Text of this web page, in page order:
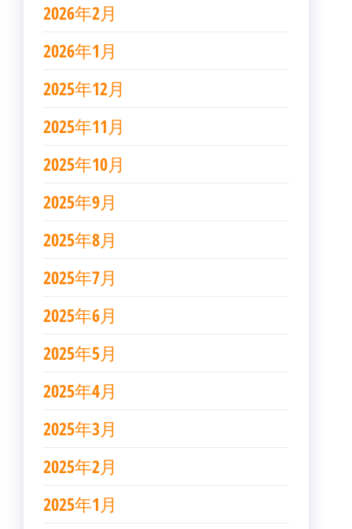
2026年2月
2026年1月
2025年12月
2025年11月
2025年10月
2025年9月
2025年8月
2025年7月
2025年6月
2025年5月
2025年4月
2025年3月
2025年2月
2025年1月